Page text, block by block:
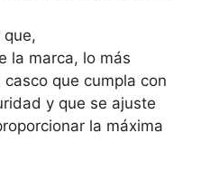
que,
la marca, lo más
que cumpla con
y que se ajuste
la máxima